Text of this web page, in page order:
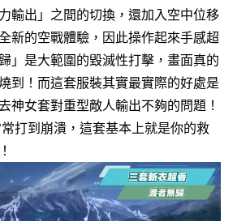
輸出」之間的切換，還加入空中位移
新的空戰體驗，因此操作起來手感超
」是大範圍的毀滅性打擊，畫面真的
到！ 而這套服裝其實最實際的好處是
女套對重型敵人輸出不夠的問題！
打到崩潰，這套基本上就是你的救